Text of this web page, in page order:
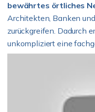
bewährtes örtliches
Architekten, Banken
zurückgreifen. Dadurch
unkompliziert eine